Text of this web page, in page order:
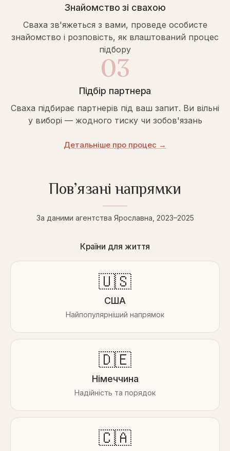
Знайомство зі свахою
Сваха зв'яжеться з вами, проведе особисте
знайомство і розповість, як влаштований процес
підбору
03
Підбір партнера
Сваха підбирає партнерів під ваш запит. Ви вільні
у виборі — жодного тиску чи зобов'язань
Детальніше про процес →
Пов’язані напрямки
За даними агентства Ярославна, 2023–2025
Країни для життя
🇺🇸
США
Найпопулярніший напрямок
🇩🇪
Німеччина
Надійність та порядок
🇨🇦